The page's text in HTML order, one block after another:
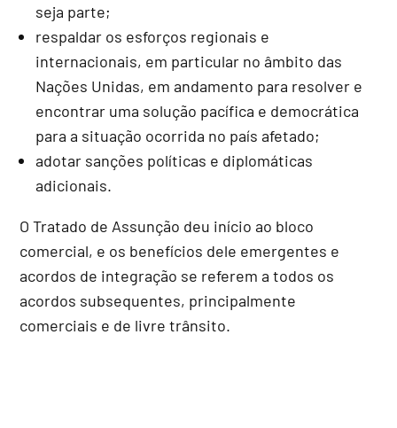
seja parte;
respaldar os esforços regionais e
internacionais, em particular no âmbito das
Nações Unidas, em andamento para resolver e
encontrar uma solução pacífica e democrática
para a situação ocorrida no país afetado;
adotar sanções políticas e diplomáticas
adicionais.
O Tratado de Assunção deu início ao bloco
comercial, e os benefícios dele emergentes e
acordos de integração se referem a todos os
acordos subsequentes, principalmente
comerciais e de livre trânsito.